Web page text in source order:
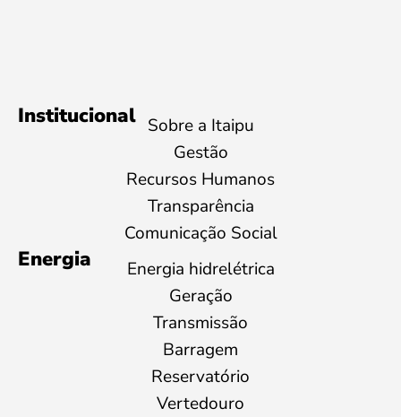
Institucional Sobre a Itaipu
Gestão
Recursos Humanos
Transparência
Comunicação Social
Energia
Energia hidrelétrica
Geração
Transmissão
Barragem
Reservatório
Vertedouro